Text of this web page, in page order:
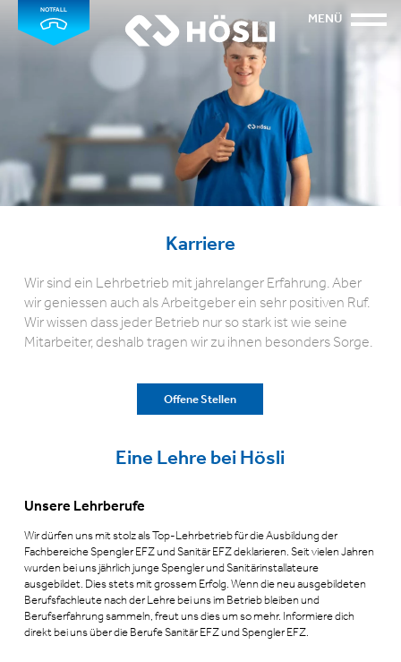
NOTFALL
MENÜ
Karriere
Wir sind ein Lehrbetrieb mit jahrelanger Erfahrung. Aber
wir geniessen auch als Arbeitgeber ein sehr positiven Ruf.
Wir wissen dass jeder Betrieb nur so stark ist wie seine
Mitarbeiter, deshalb tragen wir zu ihnen besonders Sorge.
Offene Stellen
Eine Lehre bei Hösli
Unsere Lehrberufe
Wir dürfen uns mit stolz als Top-Lehrbetrieb für die Ausbildung der
Fachbereiche Spengler EFZ und Sanitär EFZ deklarieren. Seit vielen Jahren
wurden bei uns jährlich junge Spengler und Sanitärinstallateure
ausgebildet. Dies stets mit grossem Erfolg. Wenn die neu ausgebildeten
Berufsfachleute nach der Lehre bei uns im Betrieb bleiben und
Berufserfahrung sammeln, freut uns dies um so mehr. Informiere dich
direkt bei uns über die Berufe Sanitär EFZ und Spengler EFZ.